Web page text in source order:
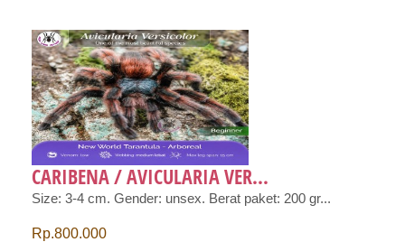
CARIBENA / AVICULARIA VER...
Size: 3-4 cm. Gender: unsex. Berat paket: 200 gr...
Rp.800.000